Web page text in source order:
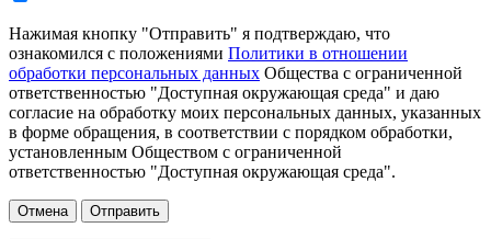
Нажимая кнопку "Отправить" я подтверждаю, что
ознакомился с положениями Политики в отношении
обработки персональных данных Общества с ограниченной
ответственностью "Доступная окружающая среда" и даю
согласие на обработку моих персональных данных, указанных
в форме обращения, в соответствии с порядком обработки,
установленным Обществом с ограниченной
ответственностью "Доступная окружающая среда".